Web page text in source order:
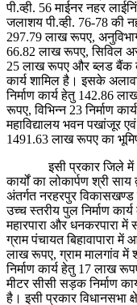
पी.व्ही. 56 माईनर नहर
जलाशय पी.व्ही. 76-78 की
297.79 लाख रूपए,
66.82 लाख रूपए, सिविल
25 लाख रूपए और ब्लड बैंक
कार्य शामिल है। इसके
निर्माण कार्य हेतु 142.86
रूपए, विभिन्न 23 निर्माण
महाविद्यालय भवन पखांजूर
1491.63 लाख रूपए का
इसी प्रकार जिले में
कार्यों का लोकार्पण श्री
अंतर्गत नरहरपुर विकासखण्ड
उच्च स्तरीय पुल निर्माण
महारपारा और धनकरपारा में
ग्राम पंचायत बिहावापारा में
लाख रूपए, ग्राम मालगांव में
निर्माण कार्य हेतु 17 लाख
मीटर सीसी सड़क निर्माण
है। इसी प्रकार विधानसभा